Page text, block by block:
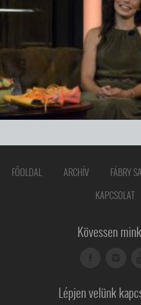
FŐOLDAL ARCHÍV FÁBRY
KAPCSOLAT
Kövessen
Lépjen velünk